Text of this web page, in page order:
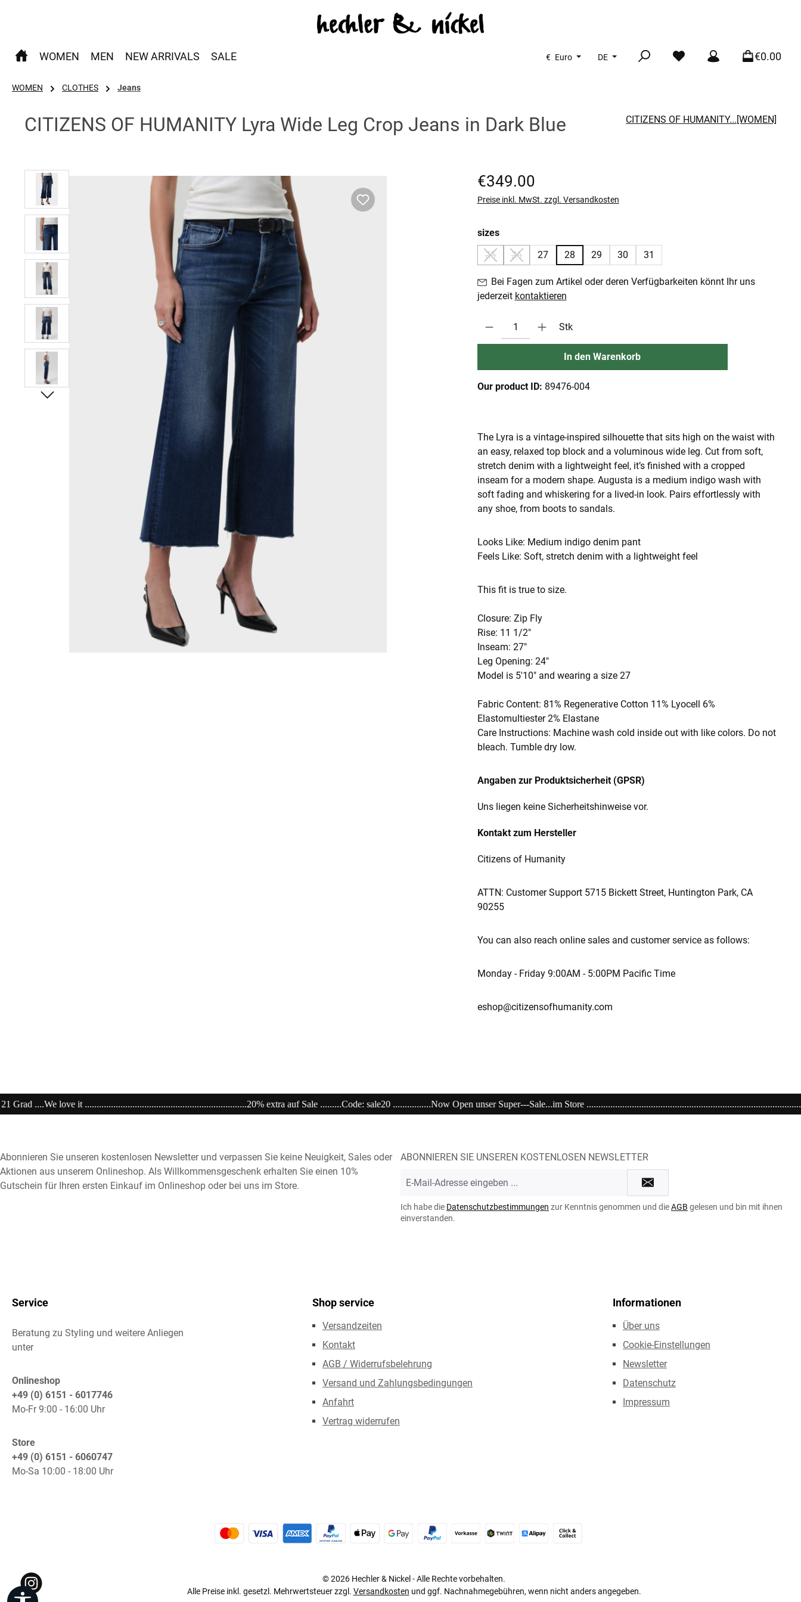
WOMEN MEN NEW ARRIVALS SALE € Euro DE €0.00
WOMEN CLOTHES Jeans
CITIZENS OF HUMANITY Lyra Wide Leg Crop Jeans in Dark Blue CITIZENS OF HUMANITY...[WOMEN]
Bildergalerie überspringen Regulärer Preis:
€349.00
Preise inkl. MwSt. zzgl. Versandkosten
sizesauswählen
25
(Diese Option ist zurzeit nicht verfügbar.)
26
(Diese Option ist zurzeit nicht verfügbar.)
27 28 29 30 31
Bei Fagen zum Artikel oder deren Verfügbarkeiten könnt Ihr uns
jederzeit kontaktieren
Produkt Anzahl: Gib den gewünschten Wert ein oder benutze die Schaltflächen um die
Stk
In den Warenkorb
Our product ID: 89476-004
The Lyra is a vintage-inspired silhouette that sits high on the waist with
an easy, relaxed top block and a voluminous wide leg. Cut from soft,
stretch denim with a lightweight feel, it’s finished with a cropped
inseam for a modern shape. Augusta is a medium indigo wash with
soft fading and whiskering for a lived-in look. Pairs effortlessly with
any shoe, from boots to sandals.
Looks Like: Medium indigo denim pant
Feels Like: Soft, stretch denim with a lightweight feel
This fit is true to size.
Closure: Zip Fly
Rise: 11 1/2"
Inseam: 27"
Leg Opening: 24"
Model is 5'10" and wearing a size 27
Fabric Content: 81% Regenerative Cotton 11% Lyocell 6%
Elastomultiester 2% Elastane
Care Instructions: Machine wash cold inside out with like colors. Do not
bleach. Tumble dry low.
Angaben zur Produktsicherheit (GPSR)
Uns liegen keine Sicherheitshinweise vor.
Kontakt zum Hersteller
Citizens of Humanity
ATTN: Customer Support 5715 Bickett Street, Huntington Park, CA
90255
You can also reach online sales and customer service as follows:
Monday - Friday 9:00AM - 5:00PM Pacific Time
eshop@citizensofhumanity.com
extra auf Sale .........Code: sale20 ................Now Open unser Super---Sale...im Store
Abonnieren Sie unseren kostenlosen Newsletter und verpassen Sie keine Neuigkeit, Sales oder
Aktionen aus unserem Onlineshop. Als Willkommensgeschenk erhalten Sie einen 10%
Gutschein für Ihren ersten Einkauf im Onlineshop oder bei uns im Store.
ABONNIEREN SIE UNSEREN KOSTENLOSEN NEWSLETTER
Mail-
*
Ich habe die Datenschutzbestimmungen zur Kenntnis genommen und dieAGB gelesen und bin mit ihnen
einverstanden.
Service
Beratung zu Styling und weitere Anliegen
unter
Onlineshop
+49 (0) 6151 - 6017746
Mo-Fr 9:00 - 16:00 Uhr
Store
+49 (0) 6151 - 6060747
Mo-Sa 10:00 - 18:00 Uhr
Shop service
Versandzeiten
Kontakt
AGB / Widerrufsbelehrung
Versand und Zahlungsbedingungen
Anfahrt
Vertrag widerrufen
Informationen
Über uns
Cookie-Einstellungen
Newsletter
Datenschutz
Impressum
Instagram
© 2026 Hechler & Nickel - Alle Rechte vorbehalten.
Alle Preise inkl. gesetzl. Mehrwertsteuer zzgl. Versandkosten und ggf. Nachnahmegebühren, wenn nicht anders angegeben.
Werkzeugleiste anzeigen